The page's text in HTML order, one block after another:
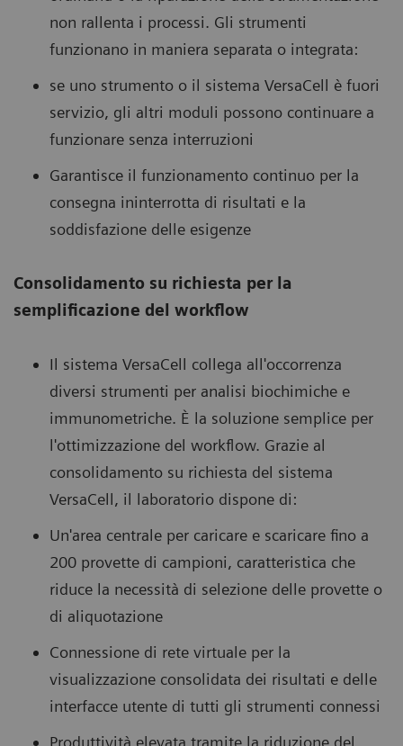
non rallenta i processi. Gli strumenti
funzionano in maniera separata o integrata:
se uno strumento o il sistema VersaCell è fuori
servizio, gli altri moduli possono continuare a
funzionare senza interruzioni
Garantisce il funzionamento continuo per la
consegna ininterrotta di risultati e la
soddisfazione delle esigenze
Consolidamento su richiesta per la
semplificazione del workflow
Il sistema VersaCell collega all'occorrenza
diversi strumenti per analisi biochimiche e
immunometriche. È la soluzione semplice per
l'ottimizzazione del workflow. Grazie al
consolidamento su richiesta del sistema
VersaCell, il laboratorio dispone di:
Un'area centrale per caricare e scaricare fino a
200 provette di campioni, caratteristica che
riduce la necessità di selezione delle provette o
di aliquotazione
Connessione di rete virtuale per la
visualizzazione consolidata dei risultati e delle
interfacce utente di tutti gli strumenti connessi
Produttività elevata tramite la riduzione del